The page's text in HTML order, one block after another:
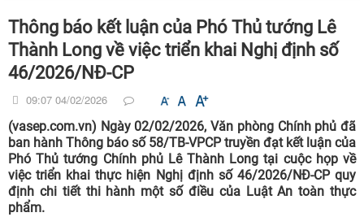
Thông báo kết luận của Phó Thủ tướng Lê
Thành Long về việc triển khai Nghị định số
46/2026/NĐ-CP
09:07 04/02/2026
(vasep.com.vn) Ngày 02/02/2026, Văn phòng Chính phủ đã
ban hành Thông báo số 58/TB-VPCP truyền đạt kết luận của
Phó Thủ tướng Chính phủ Lê Thành Long tại cuộc họp về
việc triển khai thực hiện Nghị định số 46/2026/NĐ-CP quy
định chi tiết thi hành một số điều của Luật An toàn thực
phẩm.